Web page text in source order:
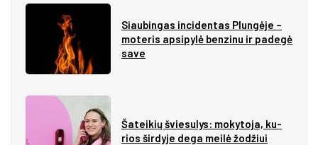
Siau­bin­gas in­ci­den­tas Plun­gė­je –
mo­te­ris ap­si­py­lė ben­zi­nu ir pa­de­gė
sa­ve
Ša­tei­kių švie­su­lys: mo­ky­to­ja, ku­
rios šir­dy­je de­ga mei­lė žo­džiui